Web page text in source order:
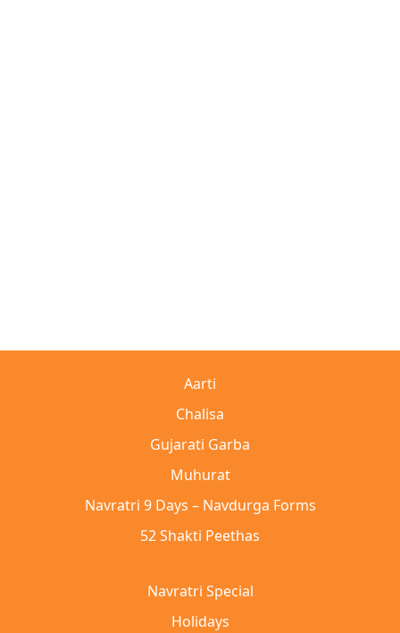
Aarti
Chalisa
Gujarati Garba
Muhurat
Navratri 9 Days – Navdurga Forms
52 Shakti Peethas
Navratri Special
Holidays